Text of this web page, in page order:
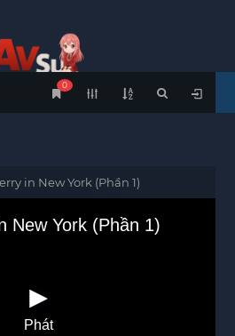
0
in New York (Phần 1)
New York (Phần 1)
Phát